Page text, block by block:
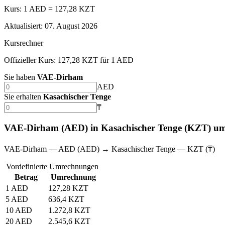
Kurs: 1 AED = 127,28 KZT
Aktualisiert: 07. August 2026
Kursrechner
Offizieller Kurs: 127,28 KZT für 1 AED
Sie haben VAE-Dirham
AED
Sie erhalten Kasachischer Tenge
₸
VAE-Dirham (AED) in Kasachischer Tenge (KZT)
VAE-Dirham — AED (AED) → Kasachischer Tenge — KZT (₸)
Vordefinierte Umrechnungen
Betrag
Umrechnung
1 AED
127,28 KZT
5 AED
636,4 KZT
10 AED
1.272,8 KZT
20 AED
2.545,6 KZT